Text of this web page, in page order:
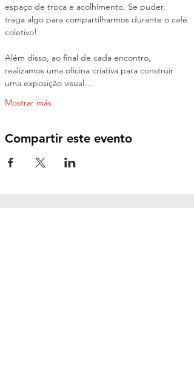
espaço de troca e acolhimento. Se puder,
traga algo para compartilharmos durante o café
coletivo!
Além disso, ao final de cada encontro,
realizamos uma oficina criativa para construir
uma exposição visual…
Mostrar más
Compartir este evento